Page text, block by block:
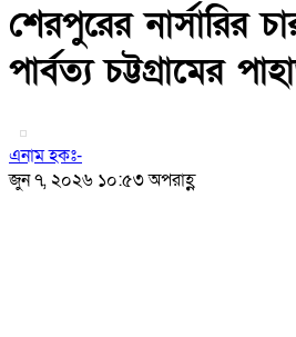
শেরপুরের নার্সারির
পার্বত্য চট্টগ্রামের
এনাম হকঃ-
জুন ৭, ২০২৬ ১০:৫৩ অপরাহ্ণ